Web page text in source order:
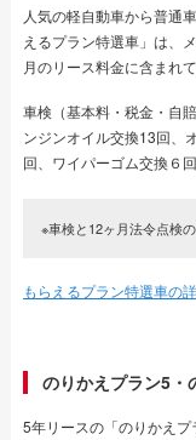
人気の軽自動車から普通
えるプラン特選車」は、
月のリース料金に含まれ
車検（基本料・税金・自
ンジンオイル交換13回、
回、ワイパーゴム交換６
※車検と12ヶ月法令点検
もらえるプラン特選車の
のりかえプラン5・
5年リースの「のりかえプ